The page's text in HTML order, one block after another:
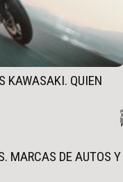
KAWASAKI. QUIEN
MARCAS DE AUTOS Y